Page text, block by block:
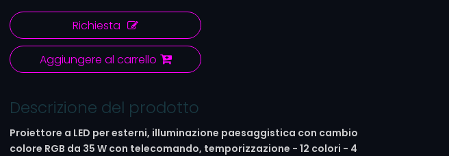
Richiesta
Aggiungere al carrello
Descrizione del prodotto
Proiettore a LED per esterni, illuminazione paesaggistica con cambio
colore RGB da 35 W con telecomando, temporizzazione - 12 colori - 4